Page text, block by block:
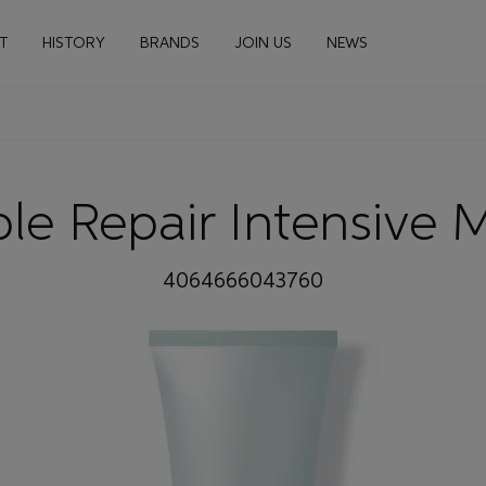
navigation
HISTORY BRANDS JOIN US NEWS
Repair Intensive
4064666043760